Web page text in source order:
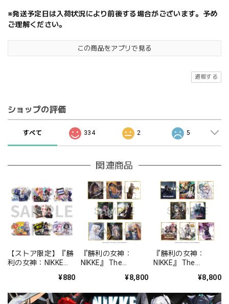
※発送予定日は入荷状況により前後する場合がございます。予め
ご理解ください。
この商品をアプリで見る
通報する
ショップの評価
すべて 334 2 5
関連商品
【ストア限定】『勝
利の女神：NIKKE』
レーディングスタン
¥880
『勝利の女神：
NIKKE』 The
chapter.00-14～ ア
BOX 全8種
¥8,800
『勝利の女神：
NIKKE』 The
vol.1 アクリルクリ
¥8,800